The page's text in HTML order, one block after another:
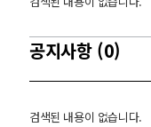
공지사항 (0)
검색된 내용이 없습니다.